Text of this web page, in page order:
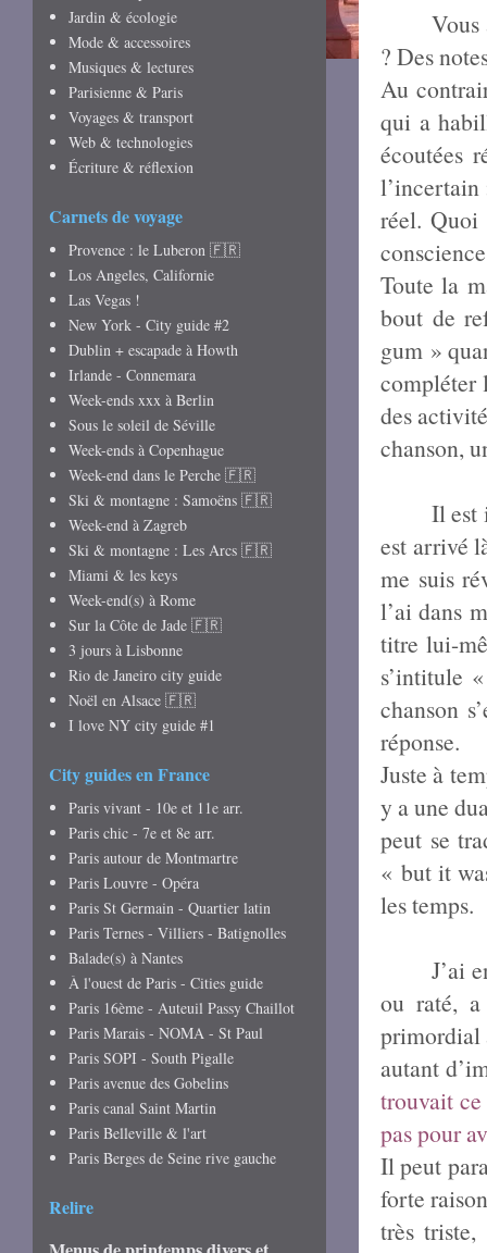
? Des
Au
qui a
écoutées
l’incertain
réel. Quoi
Toute la
bout de
gum »
compléter
des
chanson,
Il est
est arrivé
me suis
l’ai dans
titre lui-
s’intitule
chanson
réponse.
Juste à
y a une
peut se
« but it
les temps.
J’ai
ou raté,
primordial
autant
trouvait ce
pas pour
Il peut
forte
très triste,
Jardin & écologie
Mode & accessoires
Musiques & lectures
Parisienne & Paris
Voyages & transport
Web & technologies
Écriture & réflexion
Carnets de voyage
Provence : le Luberon 🇫🇷
Los Angeles, Californie
Las Vegas !
New York - City guide #2
Dublin + escapade à Howth
Irlande - Connemara
Week-ends xxx à Berlin
Sous le soleil de Séville
Week-ends à Copenhague
Week-end dans le Perche 🇫🇷
Ski & montagne : Samoëns 🇫🇷
Week-end à Zagreb
Ski & montagne : Les Arcs 🇫🇷
Miami & les keys
Week-end(s) à Rome
Sur la Côte de Jade 🇫🇷
3 jours à Lisbonne
Rio de Janeiro city guide
Noël en Alsace 🇫🇷
I love NY city guide #1
City guides en France
Paris vivant - 10e et 11e arr.
Paris chic - 7e et 8e arr.
Paris autour de Montmartre
Paris Louvre - Opéra
Paris St Germain - Quartier latin
Paris Ternes - Villiers - Batignolles
Balade(s) à Nantes
À l'ouest de Paris - Cities guide
Paris 16ème - Auteuil Passy Chaillot
Paris Marais - NOMA - St Paul
Paris SOPI - South Pigalle
Paris avenue des Gobelins
Paris canal Saint Martin
Paris Belleville & l'art
Paris Berges de Seine rive gauche
Relire